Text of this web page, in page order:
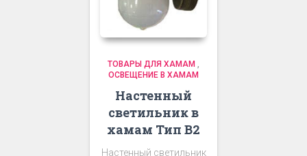
ТОВАРЫ ДЛЯ ХАМАМ
ОСВЕЩЕНИЕ В ХАМАМ
Настенный
светильник в
хамам Тип В2
Настенный светильник